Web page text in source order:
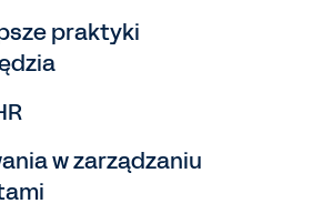
praktyki
w zarządzaniu